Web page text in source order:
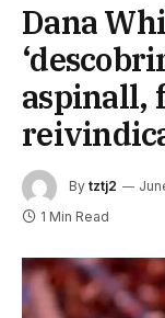
Dana
aspinall,
By tztj2
1 Min Read